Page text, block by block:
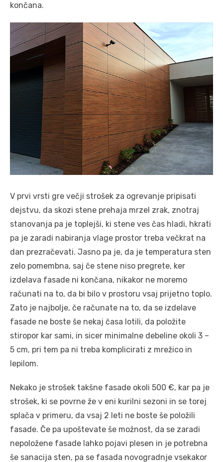
končana.
V prvi vrsti gre večji strošek za ogrevanje pripisati
dejstvu, da skozi stene prehaja mrzel zrak, znotraj
stanovanja pa je toplejši, ki stene ves čas hladi, hkrati
pa je zaradi nabiranja vlage prostor treba večkrat na
dan prezračevati. Jasno pa je, da je temperatura sten
zelo pomembna, saj če stene niso pregrete, ker
izdelava fasade ni končana, nikakor ne moremo
računati na to, da bi bilo v prostoru vsaj prijetno toplo.
Zato je najbolje, če računate na to, da se izdelave
fasade ne boste še nekaj časa lotili, da položite
stiropor kar sami, in sicer minimalne debeline okoli 3 –
5 cm, pri tem pa ni treba komplicirati z mrežico in
lepilom.
Nekako je strošek takšne fasade okoli 500 €, kar pa je
strošek, ki se povrne že v eni kurilni sezoni in se torej
splača v primeru, da vsaj 2 leti ne boste še položili
fasade. Če pa upoštevate še možnost, da se zaradi
nepoložene fasade lahko pojavi plesen in je potrebna
še sanacija sten, pa se fasada novogradnje vsekakor